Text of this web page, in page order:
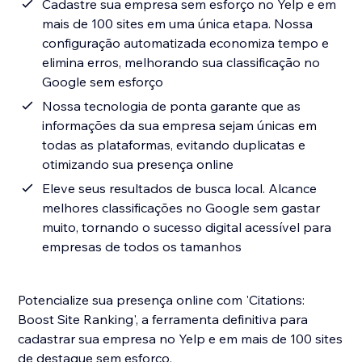
Cadastre sua empresa sem esforço no Yelp e em
mais de 100 sites em uma única etapa. Nossa
configuração automatizada economiza tempo e
elimina erros, melhorando sua classificação no
Google sem esforço
Nossa tecnologia de ponta garante que as
informações da sua empresa sejam únicas em
todas as plataformas, evitando duplicatas e
otimizando sua presença online
Eleve seus resultados de busca local. Alcance
melhores classificações no Google sem gastar
muito, tornando o sucesso digital acessível para
empresas de todos os tamanhos
Potencialize sua presença online com 'Citations:
Boost Site Ranking', a ferramenta definitiva para
cadastrar sua empresa no Yelp e em mais de 100 sites
de destaque sem esforço.